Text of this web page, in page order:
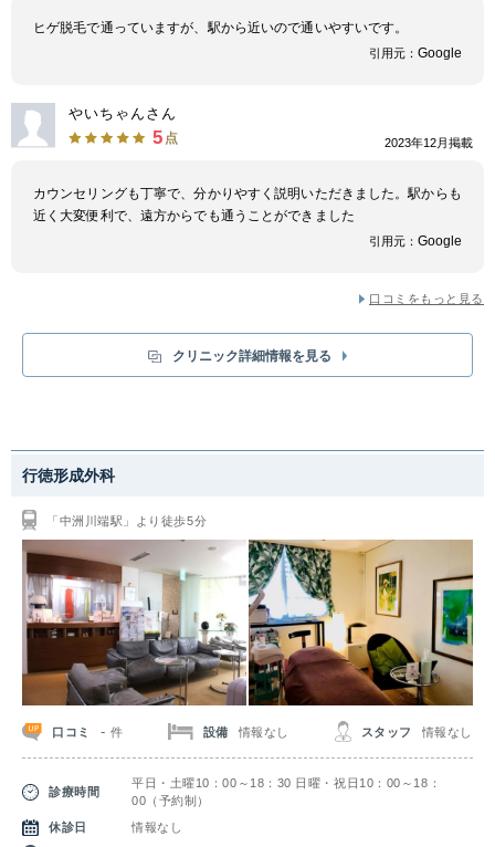
ヒゲ脱毛で通っていますが、駅から近いので通いやすいです。
引用元： Google
やいちゃんさん
5 点 2023年12月掲載
カウンセリングも丁寧で、分かりやすく説明いただきました。駅からも
近く大変便利で、遠方からでも通うことができました
引用元： Google
口コミをもっと見る
クリニック詳細情報を見る
行徳形成外科
「中洲川端駅」より徒歩5分
口コミ -件 設備 情報なし スタッフ 情報なし
診療時間
平日・土曜10：00～18：30 日曜・祝日10：00～18：
00（予約制）
休診日
情報なし